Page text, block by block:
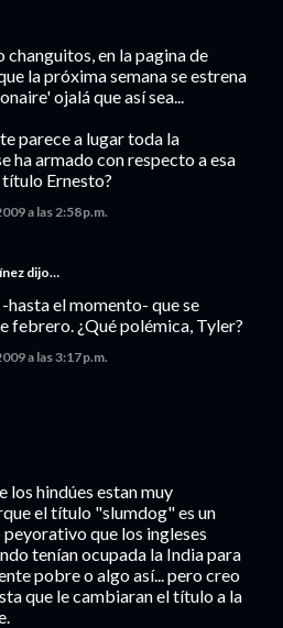
changuitos, en la pagina de
la próxima semana se estrena
ojalá que así sea...
parece a lugar toda la
ha armado con respecto a esa
Ernesto?
a las 2:58 p.m.
dijo…
hasta el momento- que se
febrero. ¿Qué polémica, Tyler?
a las 3:17 p.m.
los hindúes estan muy
el título "slumdog" es un
que los ingleses
tenían ocupada la India para
pobre o algo así... pero creo
que le cambiaran el título a la